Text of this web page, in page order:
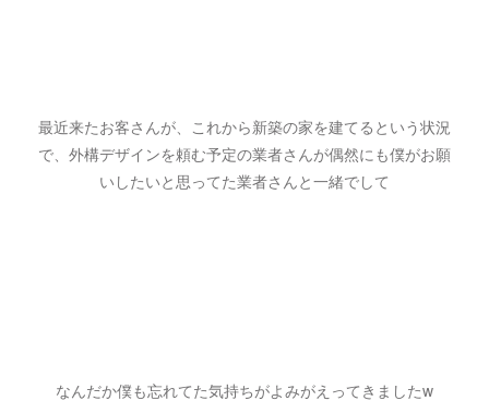
最近来たお客さんが、これから新築の家を建てるという状況
で、外構デザインを頼む予定の業者さんが偶然にも僕がお願
いしたいと思ってた業者さんと一緒でして
なんだか僕も忘れてた気持ちがよみがえってきましたw